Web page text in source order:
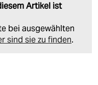
Artikel ist
bei ausgewählten
sind sie zu finden.